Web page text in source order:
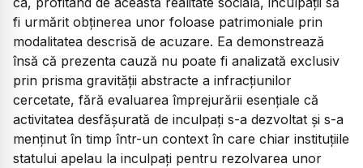
fi urmărit obținerea unor foloase patrimoniale prin
modalitatea descrisă de acuzare. Ea demonstrează
însă că prezenta cauză nu poate fi analizată exclusiv
prin prisma gravității abstracte a infracțiunilor
cercetate, fără evaluarea împrejurării esențiale că
activitatea desfășurată de inculpați s-a dezvoltat și s-a
menținut în timp într-un context în care chiar instituțiile
statului apelau la inculpați pentru rezolvarea unor